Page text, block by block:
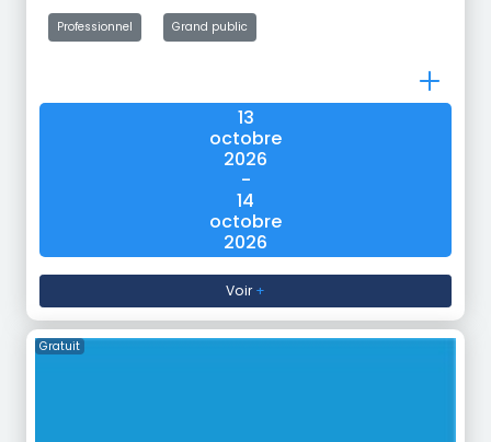
Professionnel Grand public
13
octobre
2026
-
14
octobre
2026
Voir+
Gratuit